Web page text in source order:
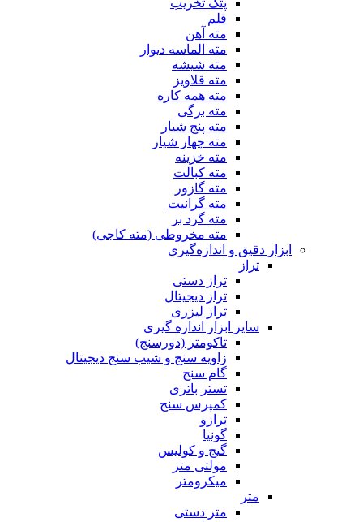
قلم
مته آهن
مته الماسه دیوار
مته شیشه
مته قلاویز
مته همه کاره
مته برگی
مته پنج شیار
مته چهار شیار
مته خزینه
مته کبالت
مته گازور
مته گرانیت
مته گرد بر
مته مخروطی (مته کاجی)
ابزار دقیق و اندازه‌گیری
تراز
تراز دستی
تراز دیجیتال
تراز لیزری
سایر ابزار اندازه گیری
تاکومتر (دورسنج)
زاویه سنج و شیب سنج دیجیتال
گام سنج
تستر باتری
کمپرس سنج
ترازو
گونیا
گیج و کولیس
مولتی متر
میکرومتر
متر
متر دستی